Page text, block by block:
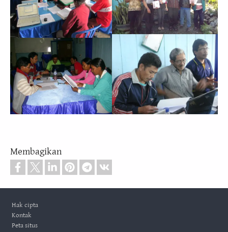
Membagikan
Footer
Hak cipta
Kontak
Peta situs